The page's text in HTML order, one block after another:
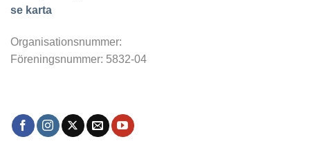
se karta
Organisationsnummer:
Föreningsnummer: 5832-04